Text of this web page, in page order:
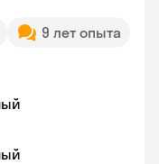
9 лет опыта